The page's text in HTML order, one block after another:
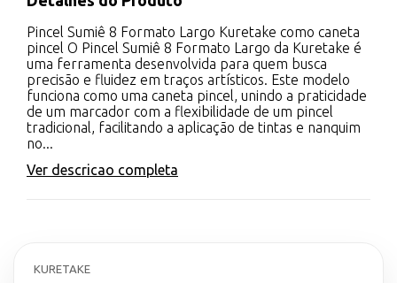
Pincel Sumiê 8 Formato Largo Kuretake como caneta
pincel O Pincel Sumiê 8 Formato Largo da Kuretake é
uma ferramenta desenvolvida para quem busca
precisão e fluidez em traços artísticos. Este modelo
funciona como uma caneta pincel, unindo a praticidade
de um marcador com a flexibilidade de um pincel
tradicional, facilitando a aplicação de tintas e nanquim
no...
Ver descricao completa
KURETAKE